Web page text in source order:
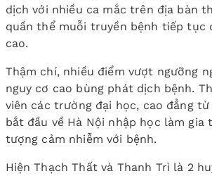
dịch với nhiều ca mắc trên địa bàn
quần thể muỗi truyền bệnh tiếp tục
cao.
Thậm chí, nhiều điểm vượt ngưỡng
nguy cơ cao bùng phát dịch bệnh.
viên các trường đại học, cao đẳng
bắt đầu về Hà Nội nhập học làm gia
tượng cảm nhiễm với bệnh.
Hiện Thạch Thất và Thanh Trì là 2